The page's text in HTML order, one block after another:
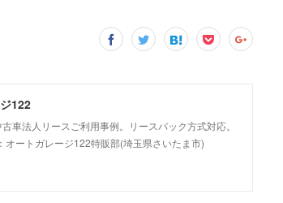
122
車法人リースご利用事例。リースバック方式対応。
ートガレージ122特販部(埼玉県さいたま市)